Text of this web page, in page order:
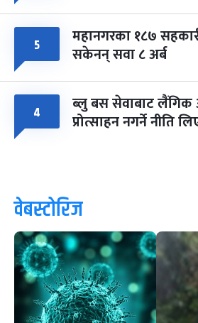
५ महानगरका १८७
सकेनन् सवा ८ अर्ब
४ ब्लु बस सेवाबाट लैंगिक
प्रोत्साहन नगर्ने नीति
वेबस्टोरिज